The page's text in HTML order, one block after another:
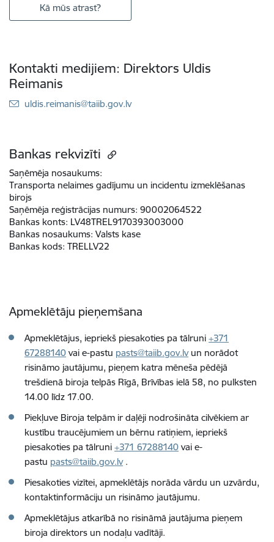
Kā mūs atrast?
Kontakti medijiem: Direktors Uldis
Reimanis
E-pasts:
uldis.reimanis@taiib.gov.lv
Bankas rekvizīti
Saņēmēja nosaukums:
Transporta nelaimes gadījumu un incidentu izmeklēšanas
birojs
Saņēmēja reģistrācijas numurs: 90002064522
Bankas konts: LV48TREL9170393003000
Bankas nosaukums: Valsts kase
Bankas kods: TRELLV22
Apmeklētāju pieņemšana
Apmeklētājus, iepriekš piesakoties pa tālruni +371
67288140 vai e-pastu pasts@taiib.gov.lvun norādot
risināmo jautājumu, pieņem katra mēneša pēdējā
trešdienā biroja telpās Rīgā, Brīvības ielā 58, no pulksten
14.00 līdz 17.00.
Piekļuve Biroja telpām ir daļēji nodrošināta cilvēkiem ar
kustību traucējumiem un bērnu ratiņiem, iepriekš
piesakoties pa tālruni +371 67288140 vai e-
pastu pasts@taiib.gov.lv.
Piesakoties vizītei, apmeklētājs norāda vārdu un uzvārdu,
kontaktinformāciju un risināmo jautājumu.
Apmeklētājus atkarībā no risināmā jautājuma pieņem
biroja direktors un nodaļu vadītāji.